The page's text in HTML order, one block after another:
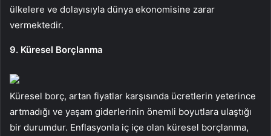
ülkelere ve dolayısıyla dünya ekonomisine zarar
vermektedir.
9. Küresel Borçlanma
Küresel borç, artan fiyatlar karşısında ücretlerin yeterince
artmadığı ve yaşam giderlerinin önemli boyutlara ulaştığı
bir durumdur. Enflasyonla iç içe olan küresel borçlanma,